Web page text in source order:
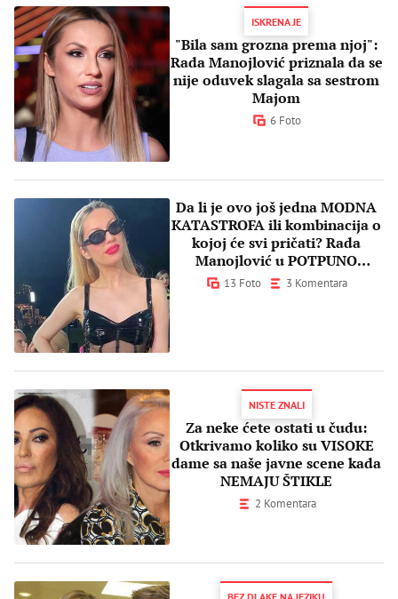
ISKRENA JE
"Bila sam grozna prema njoj":
Rada Manojlović priznala da se
nije oduvek slagala sa sestrom
Majom
6 Foto
Da li je ovo još jedna MODNA
KATASTROFA ili kombinacija o
kojoj će svi pričati? Rada
Manojlović u POTPUNO
NOVOM izdanju
13 Foto 3 Komentara
NISTE ZNALI
Za neke ćete ostati u čudu:
Otkrivamo koliko su VISOKE
dame sa naše javne scene kada
NEMAJU ŠTIKLE
2 Komentara